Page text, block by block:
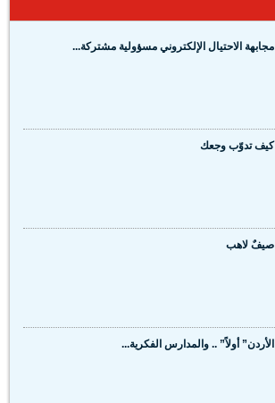
مجابهة الاحتيال الإلكتروني مسؤولية مشتركة...
كيف تدوّب وجعك
صيفٌ لاهب
الأردن” أولاً” .. والمدارس الفكرية...